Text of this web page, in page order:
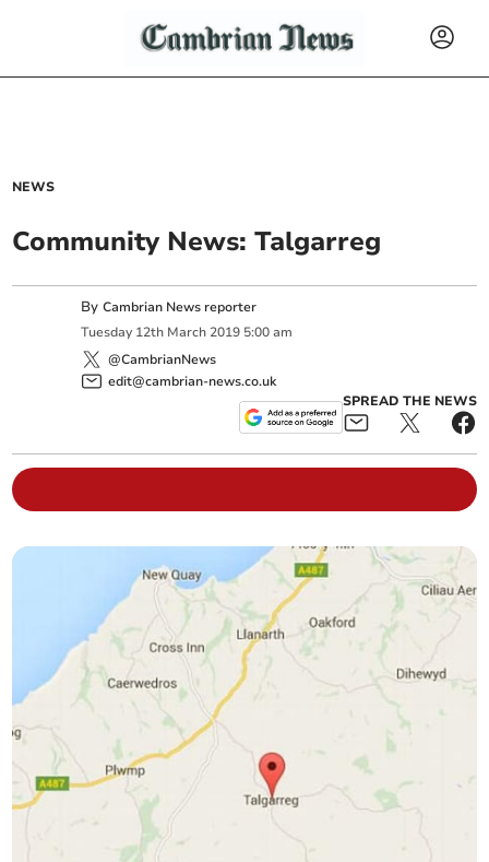
NEWS
Community News: Talgarreg
ByCambrian News reporter
Tuesday 12th March 2019 5:00 am
@CambrianNews
edit@cambrian-news.co.uk
SPREAD THE NEWS